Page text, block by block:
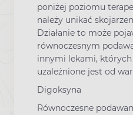
poniżej poziomu
należy unikać
Działanie to może
równoczesnym
innymi lekami, których
uzależnione jest od
Digoksyna
Równoczesne